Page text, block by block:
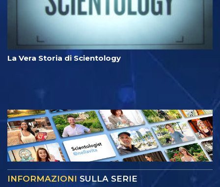
La Vera Storia di Scientology
INFORMAZIONI SULLA SERIE